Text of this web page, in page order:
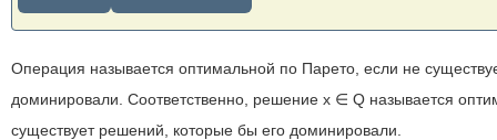
Операция называется оптимальной по Парето, если не
доминировали. Соответственно, решение x ∈ Q называется
существует решений, которые бы его доминировали.